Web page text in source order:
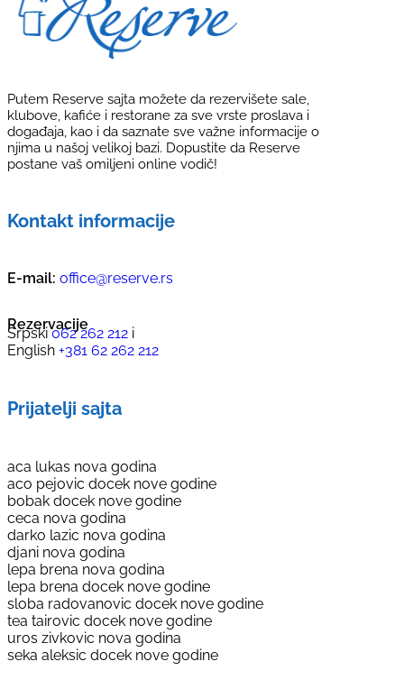
Putem Reserve sajta možete da rezervišete sale,
klubove, kafiće i restorane za sve vrste proslava i
događaja, kao i da saznate sve važne informacije o
njima u našoj velikoj bazi. Dopustite da Reserve
postane vaš omiljeni online vodič!
Kontakt informacije
E-mail: office@reserve.rs
Rezervacije
Srpski062 262 212 i
English +381 62 262 212
Prijatelji sajta
aca lukas nova godina
aco pejovic docek nove godine
bobak docek nove godine
ceca nova godina
darko lazic nova godina
djani nova godina
lepa brena nova godina
lepa brena docek nove godine
sloba radovanovic docek nove godine
tea tairovic docek nove godine
uros zivkovic nova godina
seka aleksic docek nove godine